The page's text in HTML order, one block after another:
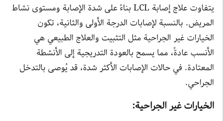
يتفاوت علاج إصابة LCL بناءً على شدة الإصابة ومستوى نشاط
المريض. بالنسبة لإصابات الدرجة الأولى والثانية، تكون
الخيارات غير الجراحية مثل التثبيت والعلاج الطبيعي هي
الأنسب عادةً، مما يسمح بالعودة التدريجية إلى الأنشطة
المعتادة. في حالات الإصابات الأكثر شدة، قد يُوصى بالتدخل
الجراحي.
الخيارات غير الجراحية: